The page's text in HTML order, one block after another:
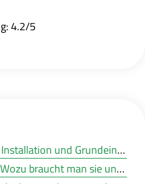
4.2/5
Einstieg in Wordpress - Installation und Grundeinstellungen
Plugins für WordPress: Wozu braucht man sie und 4 kostenlose Plugins, die Sie verwenden sollten